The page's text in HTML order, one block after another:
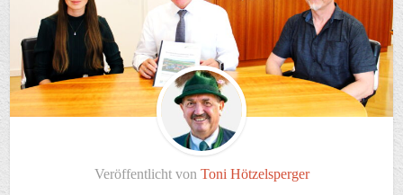
Veröffentlicht von Toni Hötzelsperger